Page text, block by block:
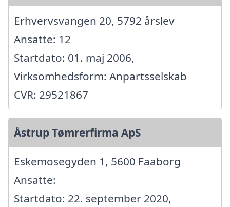
Erhvervsvangen 20, 5792 årslev
Ansatte: 12
Startdato: 01. maj 2006,
Virksomhedsform: Anpartsselskab
CVR: 29521867
Åstrup Tømrerfirma ApS
Eskemosegyden 1, 5600 Faaborg
Ansatte:
Startdato: 22. september 2020,